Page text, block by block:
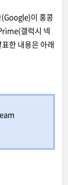
이 홍콩
갤럭시 넥
한 내용은 아래